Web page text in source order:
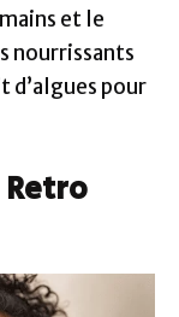
et le
nourrissants
d’algues pour